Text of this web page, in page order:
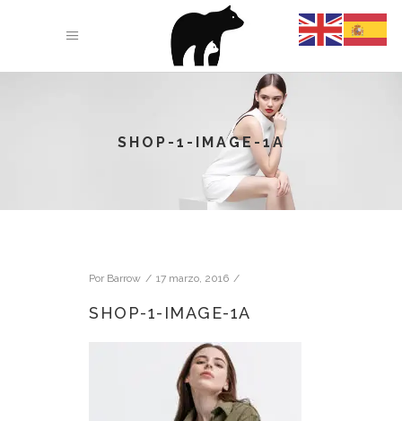
SHOP-1-IMAGE-1A
Por Barrow 17 marzo, 2016
SHOP-1-IMAGE-1A